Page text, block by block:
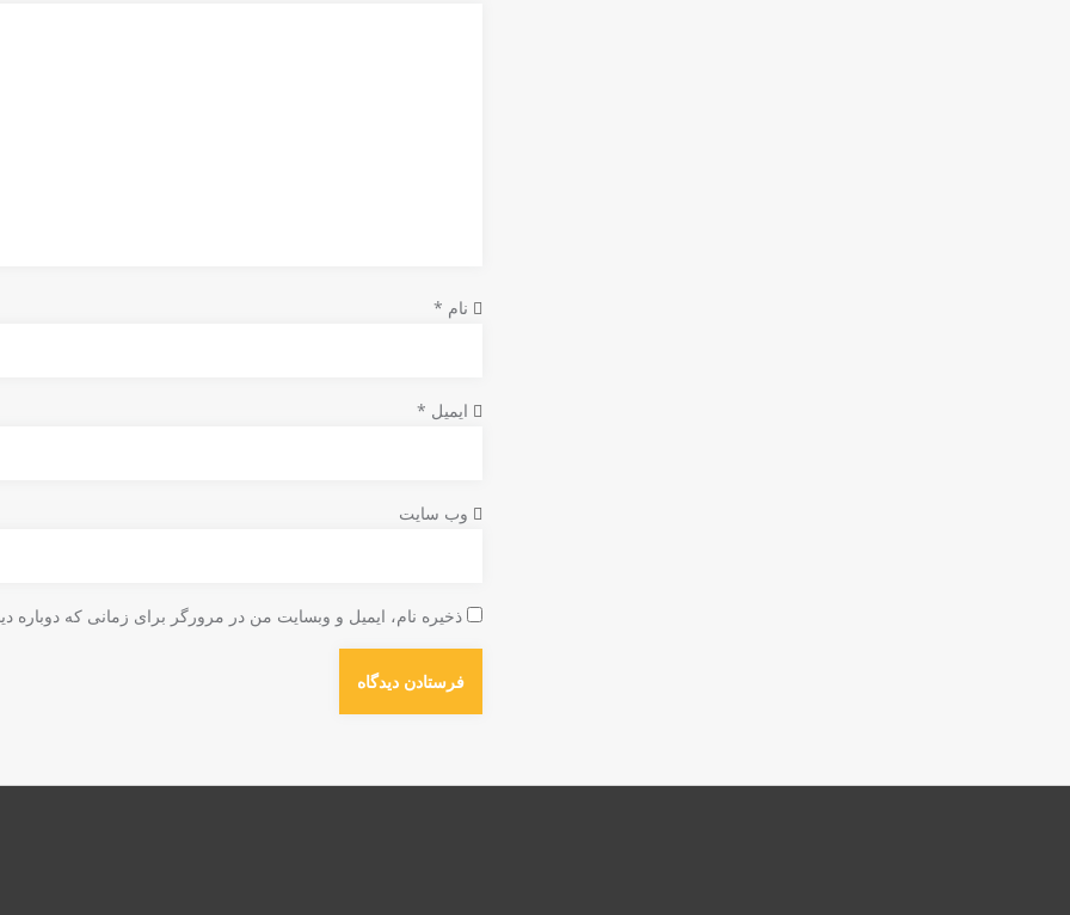
نام *
ایمیل *
وب‌ سایت
ذخیره نام، ایمیل و وبسایت من در مرورگر برای زمانی که دوباره